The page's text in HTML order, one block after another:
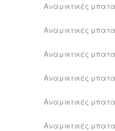
Αναμικτικές
Αναμικτικές
Αναμικτικές
Αναμικτικές
Αναμικτικές
Αναμικτικές